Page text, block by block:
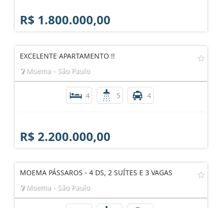
R$ 1.800.000,00
EXCELENTE APARTAMENTO !!
Moema - São Paulo
4 5 4
R$ 2.200.000,00
MOEMA PÁSSAROS - 4 DS, 2 SUÍTES E 3 VAGAS
Moema - São Paulo